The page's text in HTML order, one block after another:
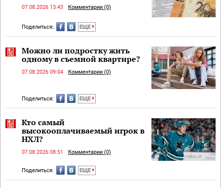
07.08.2026 13:43 Комментарии (0)
Поделиться: ЕЩЕ
Можно ли подростку жить
одному в съемной квартире?
07.08.2026 09:04 Комментарии (0)
Поделиться: ЕЩЕ
Кто самый
высокооплачиваемый игрок в
НХЛ?
07.08.2026 08:51 Комментарии (0)
Поделиться: ЕЩЕ